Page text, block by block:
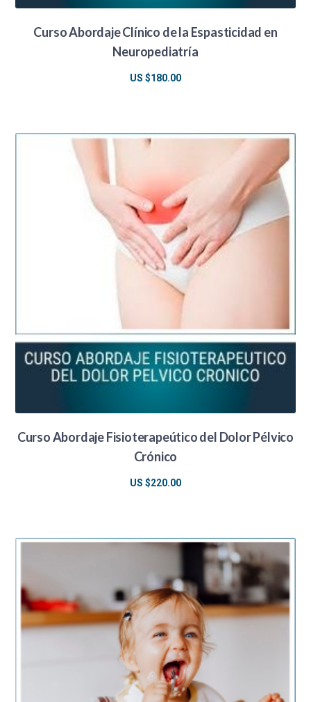
Curso Abordaje Clínico de la Espasticidad en
Neuropediatría
US $180.00
Curso Abordaje Fisioterapeútico del Dolor Pélvico
Crónico
US $220.00